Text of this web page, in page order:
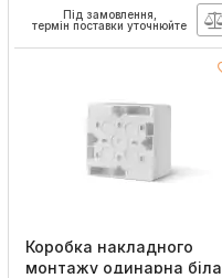
Під замовлення,
термін поставки уточнюйте
Коробка накладного
монтажу одинарна біла